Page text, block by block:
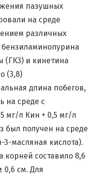
пазушных
на среде
различных
(ГК3) и кинетина
(3,8)
длина побегов,
на среде с
мг/л Кин + 0,5 мг/л
был получен на среде
масляная кислота).
корней составило 8,6
0,6 см. Для